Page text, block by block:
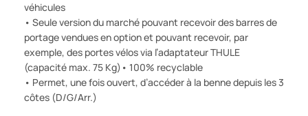
véhicules
• Seule version du marché pouvant recevoir des barres de
portage vendues en option et pouvant recevoir, par
exemple, des portes vélos via l’adaptateur THULE
(capacité max. 75 Kg)• 100% recyclable
• Permet, une fois ouvert, d’accéder à la benne depuis les 3
côtes (D/G/Arr.)